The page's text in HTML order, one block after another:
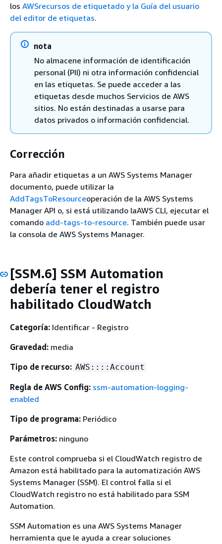
los AWSrecursos de etiquetado y la Guía del usuario
del editor de etiquetas.
nota
No almacene información de identificación
personal (PII) ni otra información confidencial
en las etiquetas. Se puede acceder a las
etiquetas desde muchos Servicios de AWS
sitios. No están destinadas a usarse para
datos privados o información confidencial.
Corrección
Para añadir etiquetas a un AWS Systems Manager
documento, puede utilizar la
AddTagsToResourceoperación de la AWS Systems
Manager API o, si está utilizando laAWS CLI, ejecutar el
comando add-tags-to-resource. También puede usar
la consola de AWS Systems Manager.
[SSM.6] SSM Automation
debería tener el registro
habilitado CloudWatch
Categoría: Identificar - Registro
Gravedad: media
Tipo de recurso: AWS::::Account
Regla de AWS Config: ssm-automation-logging-
enabled
Tipo de programa: Periódico
Parámetros: ninguno
Este control comprueba si el CloudWatch registro de
Amazon está habilitado para la automatización AWS
Systems Manager (SSM). El control falla si el
CloudWatch registro no está habilitado para SSM
Automation.
SSM Automation es una AWS Systems Manager
herramienta que le ayuda a crear soluciones